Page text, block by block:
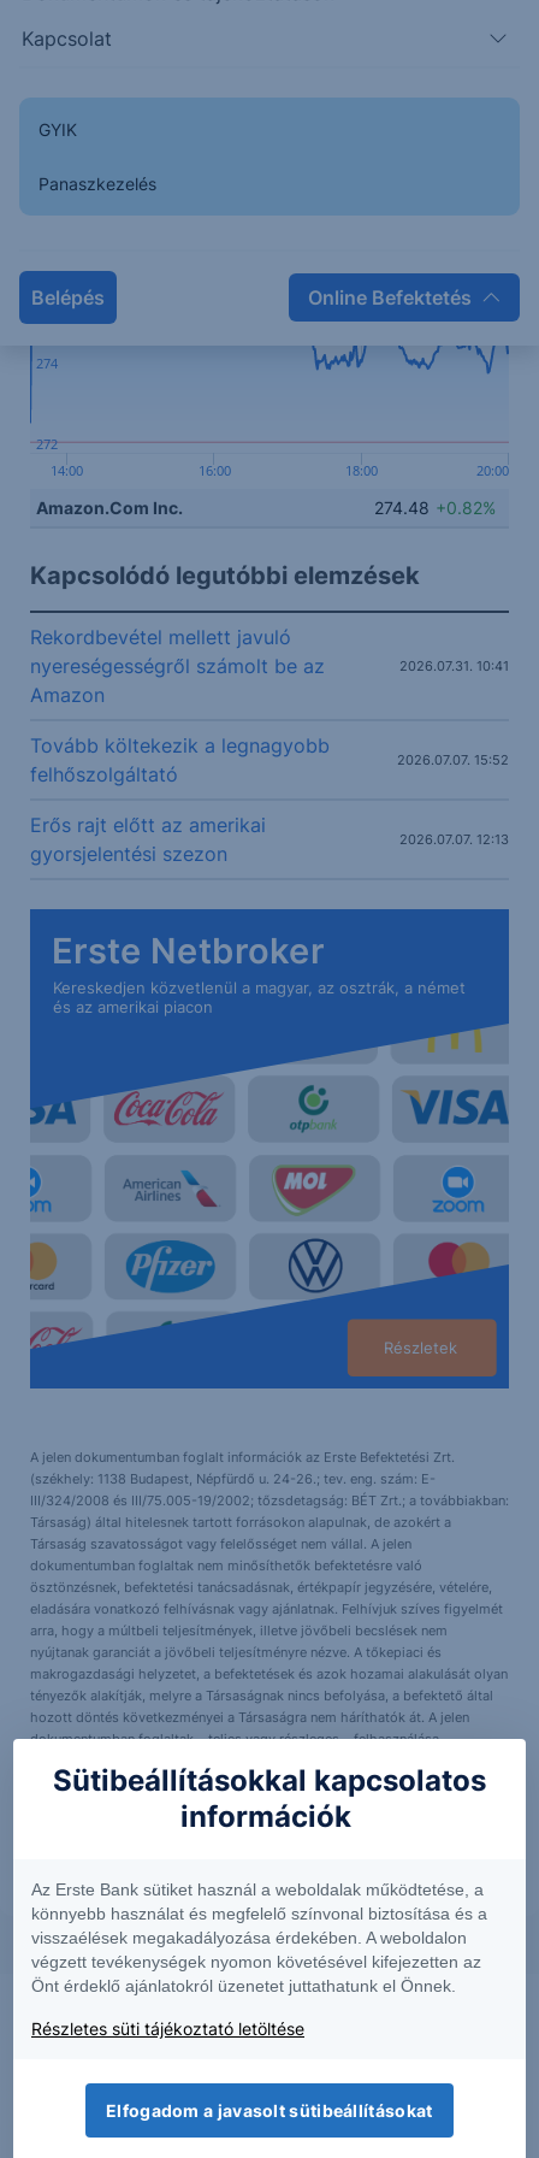
Kapcsolat
GYIK
Panaszkezelés
Belépés Online Befektetés
elhárulhat a probléma.
Kapcsolódó termék
14:00 16:00 18:00 20:00
272
274
Amazon.Com Inc. 274.48 +0.82%
Kapcsolódó legutóbbi elemzések
Rekordbevétel mellett javuló
nyereségességről számolt be az
Amazon
2026.07.31. 10:41
Tovább költekezik a legnagyobb
felhőszolgáltató
2026.07.07. 15:52
Erős rajt előtt az amerikai
gyorsjelentési szezon
2026.07.07. 12:13
Erste Netbroker
Kereskedjen közvetlenül a magyar, az osztrák, a német
és az amerikai piacon
Részletek
A jelen dokumentumban foglalt információk az Erste Befektetési Zrt.
(székhely: 1138 Budapest, Népfürdő u. 24-26.; tev. eng. szám: E-
III/324/2008 és III/75.005-19/2002; tőzsdetagság: BÉT Zrt.; a továbbiakban:
Társaság) által hitelesnek tartott forrásokon alapulnak, de azokért a
Társaság szavatosságot vagy felelősséget nem vállal. A jelen
dokumentumban foglaltak nem minősíthetők befektetésre való
ösztönzésnek, befektetési tanácsadásnak, értékpapír jegyzésére, vételére,
eladására vonatkozó felhívásnak vagy ajánlatnak. Felhívjuk szíves figyelmét
arra, hogy a múltbeli teljesítmények, illetve jövőbeli becslések nem
nyújtanak garanciát a jövőbeli teljesítményre nézve. A tőkepiaci és
makrogazdasági helyzetet, a befektetések és azok hozamai alakulását olyan
tényezők alakítják, melyre a Társaságnak nincs befolyása, a befektető által
hozott döntés következményei a Társaságra nem háríthatók át. A jelen
dokumentumban foglaltak – teljes vagy részleges – felhasználása,
előzetes írásos engedélyével lehetséges. A jelen dokumentumban foglaltak
kiadásuk időpontjában érvényesek. További részletek:
Dokumentumok – Erste Marketoldalon, illetve a Társaság ügyletek előtti
Sütibeállításokkal kapcsolatos
információk
Az Erste Bank sütiket használ a weboldalak működtetése, a
könnyebb használat és megfelelő színvonal biztosítása és a
visszaélések megakadályozása érdekében. A weboldalon
végzett tevékenységek nyomon követésével kifejezetten az
Önt érdeklő ajánlatokról üzenetet juttathatunk el Önnek.
Részletes süti tájékoztató letöltése
Elfogadom a javasolt sütibeállításokat